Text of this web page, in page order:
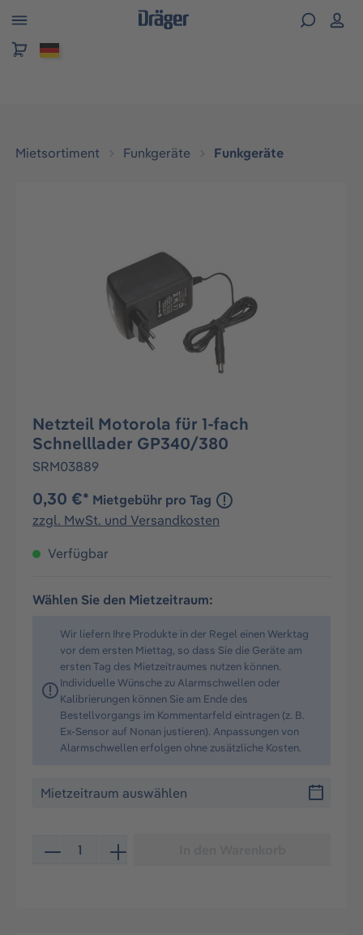
springen
Mietsortiment Funkgeräte Funkgeräte
Netzteil Motorola für 1-fach
Schnelllader GP340/380
SRM03889
Mietgebühr pro Tag
0,30 €*
zzgl. MwSt. und Versandkosten
Verfügbar
Wählen Sie den Mietzeitraum:
Wir liefern Ihre Produkte in der Regel einen Werktag
vor dem ersten Miettag, so dass Sie die Geräte am
ersten Tag des Mietzeitraumes nutzen können.
Individuelle Wünsche zu Alarmschwellen oder
Kalibrierungen können Sie am Ende des
Bestellvorgangs im Kommentarfeld eintragen (z. B.
Ex-Sensor auf Nonan justieren). Anpassungen von
Alarmschwellen erfolgen ohne zusätzliche Kosten.
Produkt Anzahl: Gib den gewünschten Wert ein oder